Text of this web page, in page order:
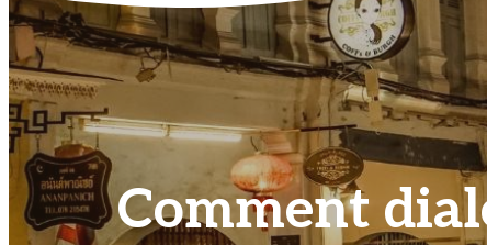
Comment